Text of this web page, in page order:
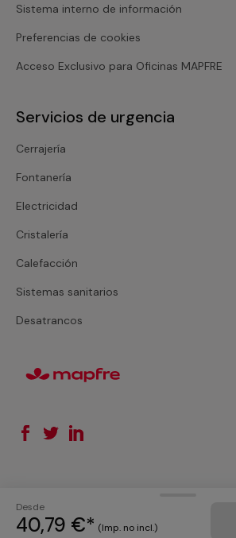
Desde
40,79 €* (Imp. no incl.)
Sistema interno de información
Preferencias de cookies
Acceso Exclusivo para Oficinas MAPFRE
Servicios de urgencia
Cerrajería
Fontanería
Electricidad
Cristalería
Calefacción
Sistemas sanitarios
Desatrancos
© 2026. Todos los derechos reservados